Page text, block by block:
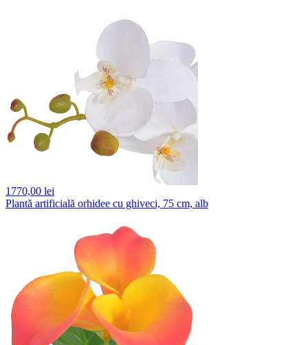
1770,00 lei
Plantă artificială orhidee cu ghiveci, 75 cm, alb